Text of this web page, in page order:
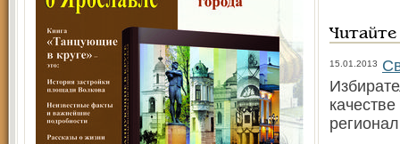
15.01.2013